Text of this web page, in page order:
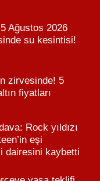
Ağustos 2026
su kesintisi!
zirvesinde! 5
fiyatları
Rock yıldızı
eşi
dairesini kaybetti